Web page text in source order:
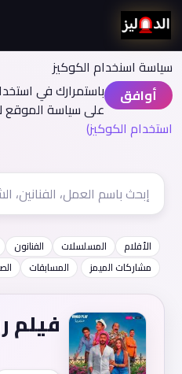
سياسة اسنخدام الكوكيز
أوافق
باستمرارك في
على سياسة الموقع
استخدام الكوكيز)
الأفلام المسلسلات الفنانون
مشاركات الميمز
المسابقات
فيلم